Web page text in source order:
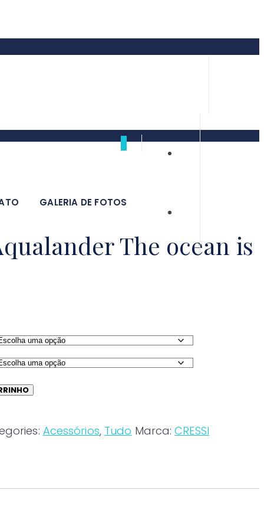
0
GALERIA DE FOTOS
The ocean is
Acessórios, Tudo Marca:CRESSI